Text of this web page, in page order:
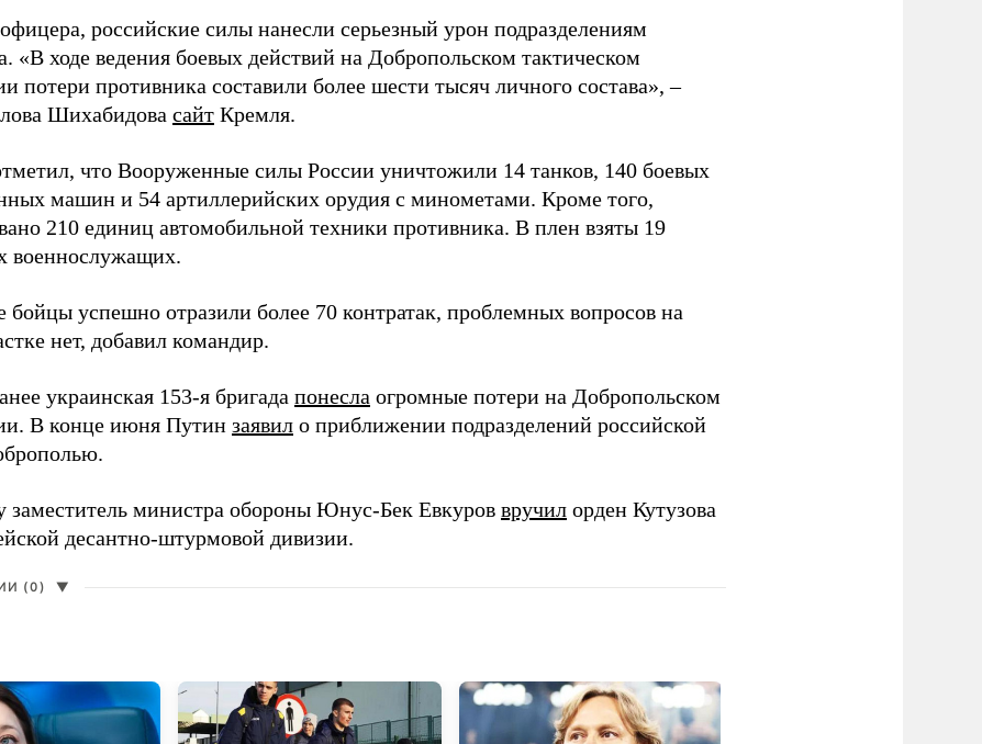
российские силы нанесли серьезный урон подразделениям
«В ходе ведения боевых действий на Добропольском тактическом
потери противника составили более шести тысяч личного состава», –
Шихабидова сайт Кремля.
что Вооруженные силы России уничтожили 14 танков, 140 боевых
машин и 54 артиллерийских орудия с минометами. Кроме того,
210 единиц автомобильной техники противника. В плен взяты 19
военнослужащих.
бойцы успешно отразили более 70 контратак, проблемных вопросов на
нет, добавил командир.
украинская 153-я бригада понесла огромные потери на Добропольском
В конце июня Путин заявил о приближении подразделений российской
заместитель министра обороны Юнус-Бек Евкуров вручил орден Кутузова
десантно-штурмовой дивизии.
(0) ▼